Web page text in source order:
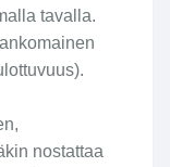
jossa
tavalla.
nostattaa